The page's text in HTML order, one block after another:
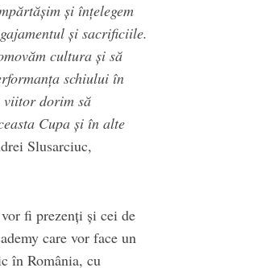
și înțelegem
și sacrificiile.
cultura și să
schiului în
viitor dorim să
Cupa și în alte
Slusarciuc,
fi prezenți și cei de
care vor face un
în România, cu